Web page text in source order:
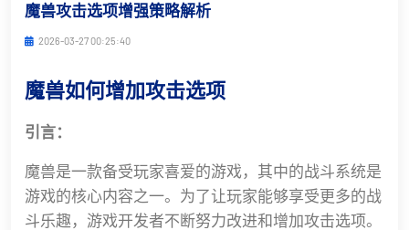
魔兽攻击选项增强策略解析
2026-03-27 00:25:40
魔兽如何增加攻击选项
引言：
魔兽是一款备受玩家喜爱的游戏，其中的战斗系统是
游戏的核心内容之一。为了让玩家能够享受更多的战
斗乐趣，游戏开发者不断努力改进和增加攻击选项。